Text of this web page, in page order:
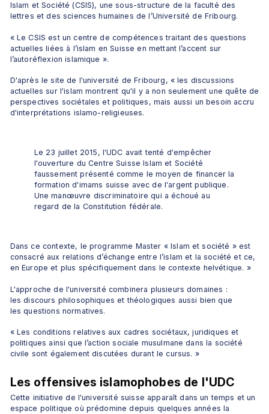
Islam et Société (CSIS), une sous-structure de la faculté des
lettres et des sciences humaines de l’Université de Fribourg.
« Le CSIS est un centre de compétences traitant des questions
actuelles liées à l’islam en Suisse en mettant l’accent sur
l’autoréflexion islamique ».
D'après le site de l'université de Fribourg, « les discussions
actuelles sur l'islam montrent qu'il y a non seulement une quête de
perspectives sociétales et politiques, mais aussi un besoin accru
d'interprétations islamo-religieuses.
Le 23 juillet 2015, l'UDC avait tenté d'empêcher
l'ouverture du Centre Suisse Islam et Société
faussement présenté comme le moyen de financer la
formation d'imams suisse avec de l'argent publique.
Une manœuvre discriminatoire qui a échoué au
regard de la Constitution fédérale.
Dans ce contexte, le programme Master « Islam et société » est
consacré aux relations d’échange entre l’islam et la société et ce,
en Europe et plus spécifiquement dans le contexte helvétique. »
L'approche de l'université combinera plusieurs domaines :
les discours philosophiques et théologiques aussi bien que
les questions normatives.
« Les conditions relatives aux cadres sociétaux, juridiques et
politiques ainsi que l’action sociale musulmane dans la société
civile sont également discutées durant le cursus. »
Les offensives islamophobes de l'UDC
Cette initiative de l'université suisse apparaît dans un temps et un
espace politique où prédomine depuis quelques années la